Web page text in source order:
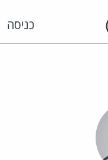
כניסה